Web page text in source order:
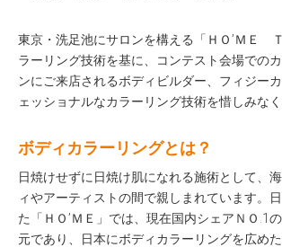
東京・洗足池にサロンを構える「ＨＯ’ＭＥ
ラーリング技術を基に、コンテスト会場での
ンにご来店されるボディビルダー、フィジー
ェッショナルなカラーリング技術を惜しみなく
ボディカラーリングとは？
日焼けせずに日焼け肌になれる施術として、
ィやアーティストの間で親しまれています。
た「ＨＯ’ＭＥ」では、現在国内シェアＮＯ.1
元であり、日本にボディカラーリングを広め